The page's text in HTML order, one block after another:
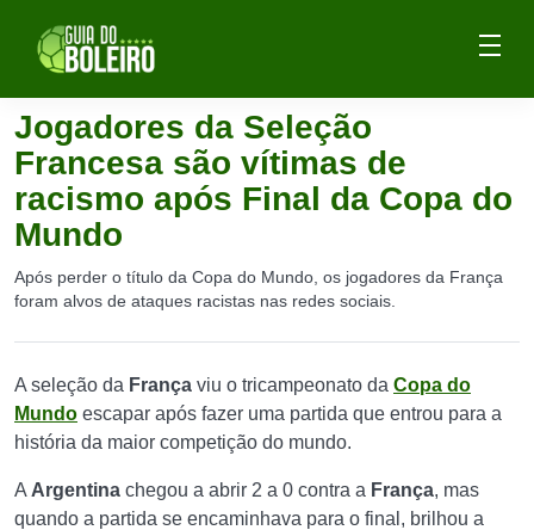
Jogadores da Seleção
Francesa são vítimas de
racismo após Final da Copa do
Mundo
Após perder o título da Copa do Mundo, os jogadores da França
foram alvos de ataques racistas nas redes sociais.
A seleção da França viu o tricampeonato da Copa do
Mundo escapar após fazer uma partida que entrou para a
história da maior competição do mundo.
A Argentina chegou a abrir 2 a 0 contra a França, mas
quando a partida se encaminhava para o final, brilhou a